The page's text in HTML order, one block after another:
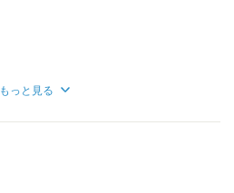
げました。
てもらえれば、
。
ますので、
れることはありません。
という人は
変更できます。
もっと見る